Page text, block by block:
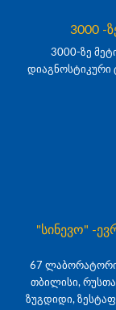
3000 -
3000-ზე
დიაგნოსტიკური
"სინევო" -
67
თბილისი,
ზუგდიდი,